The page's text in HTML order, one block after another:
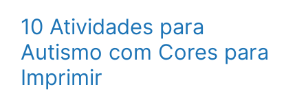
10 Atividades para
Autismo com Cores para
Imprimir